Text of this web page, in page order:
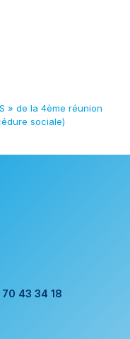
» de la 4ème réunion
sociale)
43 34 18